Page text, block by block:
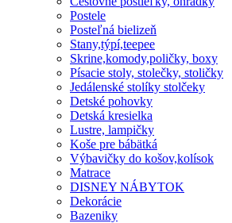
Postele
Posteľná bielizeň
Stany,týpí,teepee
Skrine,komody,poličky, boxy
Písacie stoly, stolečky, stoličky
Jedálenské stolíky stolčeky
Detské pohovky
Detská kresielka
Lustre, lampičky
Koše pre bábätká
Výbavičky do košov,kolísok
Matrace
DISNEY NÁBYTOK
Dekorácie
Bazeniky